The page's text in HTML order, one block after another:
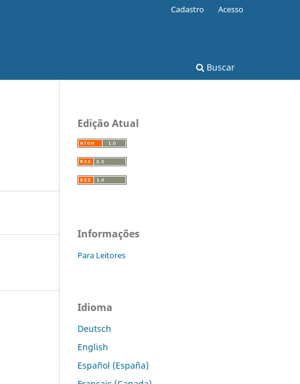
Buscar
Cadastro Acesso
Edição Atual
Informações
Para Leitores
Idioma
Deutsch
English
Español (España)